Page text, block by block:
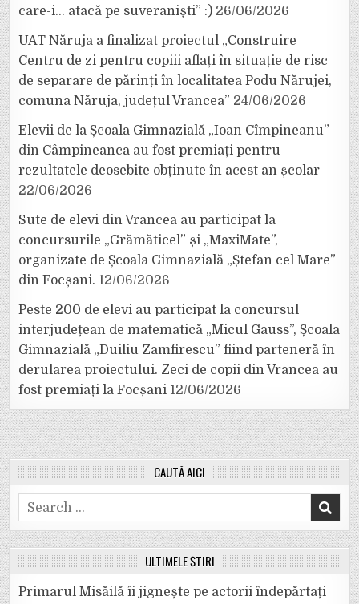
care-i… atacă pe suveraniști” :) 26/06/2026
UAT Năruja a finalizat proiectul „Construire
Centru de zi pentru copiii aflați în situație de risc
de separare de părinți în localitatea Podu Nărujei,
comuna Năruja, județul Vrancea” 24/06/2026
Elevii de la Școala Gimnazială „Ioan Cîmpineanu”
din Câmpineanca au fost premiați pentru
rezultatele deosebite obținute în acest an școlar
22/06/2026
Sute de elevi din Vrancea au participat la
concursurile „Grămăticel” și „MaxiMate”,
organizate de Școala Gimnazială „Ștefan cel Mare”
din Focșani. 12/06/2026
Peste 200 de elevi au participat la concursul
interjudețean de matematică „Micul Gauss”, Școala
Gimnazială „Duiliu Zamfirescu” fiind parteneră în
derularea proiectului. Zeci de copii din Vrancea au
fost premiați la Focșani 12/06/2026
CAUTĂ AICI
Search
for:
ULTIMELE ȘTIRI
Primarul Misăilă îi jignește pe actorii îndepărtați